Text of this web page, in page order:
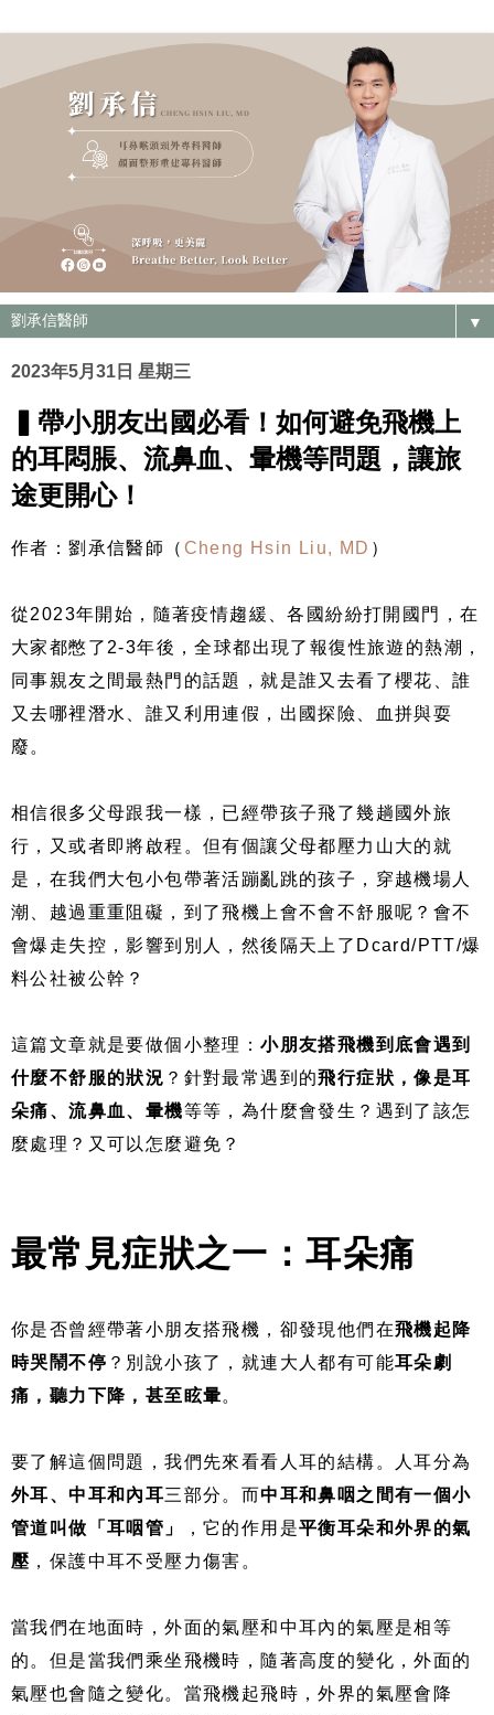
▼
2023年5月31日 星期三
▍帶小朋友出國必看！如何避免飛機上
的耳悶脹、流鼻血、暈機等問題，讓旅
途更開心！
作者：劉承信醫師（ Cheng Hsin Liu, MD ）
從2023年開始，隨著疫情趨緩、各國紛紛打開國門，在
大家都憋了2-3年後，全球都出現了報復性旅遊的熱潮，
同事親友之間最熱門的話題，就是誰又去看了櫻花、誰
又去哪裡潛水、誰又利用連假，出國探險、血拼與耍
廢。
相信很多父母跟我一樣，已經帶孩子飛了幾趟國外旅
行，又或者即將啟程。但有個讓父母都壓力山大的就
是，在我們大包小包帶著活蹦亂跳的孩子，穿越機場人
潮、越過重重阻礙，到了飛機上會不會不舒服呢？會不
會爆走失控，影響到別人，然後隔天上了Dcard/PTT/爆
料公社被公幹？
這篇文章就是要做個小整理：小朋友搭飛機到底會遇到
什麼不舒服的狀況 ？針對最常遇到的飛行症狀，像是耳
朵痛、流鼻血、暈機等等，為什麼會發生？遇到了該怎
麼處理？又可以怎麼避免？
最常見症狀之一：耳朵痛
你是否曾經帶著小朋友搭飛機，卻發現他們在飛機起降
時哭鬧不停 ？別說小孩了，就連大人都有可能耳朵劇
痛，聽力下降，甚至眩暈。
要了解這個問題，我們先來看看人耳的結構。
人耳分為
外耳、中耳和內耳三部分。而中耳和鼻咽之間有一個小
管道叫做「耳咽管」
，它的作用是平衡耳朵和外界的氣
壓 ，保護中耳不受壓力傷害。
當我們在地面時，外面的氣壓和中耳內的氣壓是相等
的。但是當我們乘坐飛機時，隨著高度的變化，外面的
氣壓也會隨之變化。當飛機起飛時，外界的氣壓會降